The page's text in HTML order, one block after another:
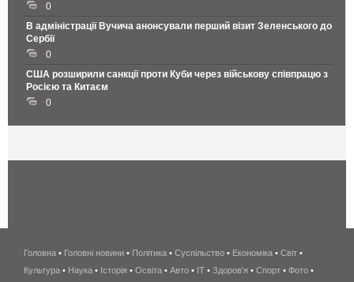
0
В адміністрації Вучича анонсували перший візит Зеленського до
Сербії
0
США розширили санкції проти Куби через військову співпрацю з
Росією та Китаєм
0
беспроводной
интернет
Головна • Головні новини • Політика • Суспільство • Економіка • Світ •
Культура • Наука • Історія • Освіта • Авто • IT • Здоров'я • Спорт • Фото •